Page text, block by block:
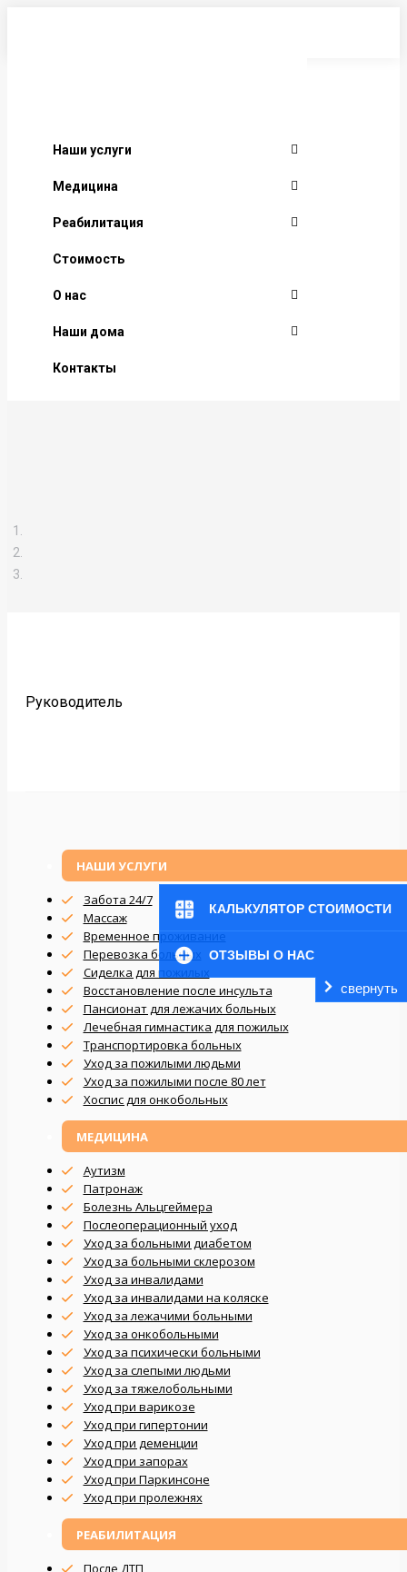
КАЛЬКУЛЯТОР СТОИМОСТИ
ОТЗЫВЫ О НАС
свернуть
Наши услуги
Медицина
Реабилитация
Стоимость
О нас
Наши дома
Контакты
Руководитель
НАШИ УСЛУГИ
Забота 24/7
Массаж
Временное проживание
Перевозка больных
Сиделка для пожилых
Восстановление после инсульта
Пансионат для лежачих больных
Лечебная гимнастика для пожилых
Транспортировка больных
Уход за пожилыми людьми
Уход за пожилыми после 80 лет
Хоспис для онкобольных
МЕДИЦИНА
Аутизм
Патронаж
Болезнь Альцгеймера
Послеоперационный уход
Уход за больными диабетом
Уход за больными склерозом
Уход за инвалидами
Уход за инвалидами на коляске
Уход за лежачими больными
Уход за онкобольными
Уход за психически больными
Уход за слепыми людьми
Уход за тяжелобольными
Уход при варикозе
Уход при гипертонии
Уход при деменции
Уход при запорах
Уход при Паркинсоне
Уход при пролежнях
РЕАБИЛИТАЦИЯ
После ДТП